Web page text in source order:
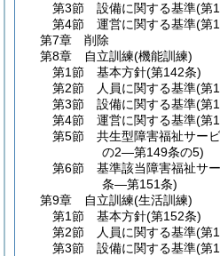
第3節
設備に関する基準(第
第4節
運営に関する基準(第
第7章
削除
第8章
自立訓練(機能訓練)
第1節
基本方針(第142条)
第2節
人員に関する基準(第
第3節
設備に関する基準(第
第4節
運営に関する基準(第
第5節
共生型障害福祉サー
の2―第149条の5)
第6節
基準該当障害福祉サ
条―第151条)
第9章
自立訓練(生活訓練)
第1節
基本方針(第152条)
第2節
人員に関する基準(第
第3節
設備に関する基準(第